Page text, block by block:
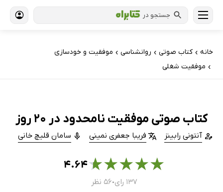
جستجو در
خانه › کتاب‌ صوتی › روانشناسی › موفقیت و خودسازی
› موفقیت شغلی
کتاب صوتی موفقیت نامحدود در 20 روز
آنتونی رابینز فریبا جعفری نمینی سامان قلیچ خانی
★
★
★
★
★۴.۶۴
۱۳۷ رای ● ۵۶ نظر